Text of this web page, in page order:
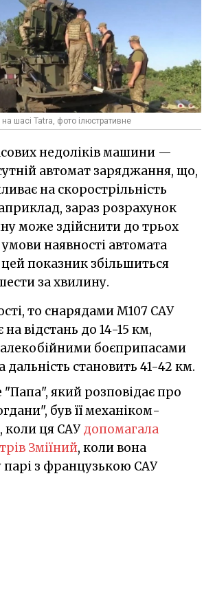
шасі Tatra, фото ілюстративне
недоліків машини —
автомат заряджання, що,
на скорострільність
зараз розрахунок
може здійснити до трьох
умови наявності автомата
показник збільшиться
за хвилину.
то снарядами M107 САУ
на відстань до 14-15 км,
боєприпасами
становить 41-42 км.
"Папа", який розповідає про
був її механіком-
коли ця САУдопомагала
Зміїний, коли вона
з французькою САУ